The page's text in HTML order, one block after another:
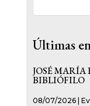
Últimas
JOSÉ
BIBLIÓFILO
08/07/2026|